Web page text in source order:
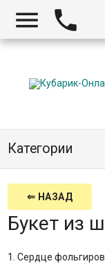
 
Категории
⇐ НАЗАД
Букет из
1. Сердце